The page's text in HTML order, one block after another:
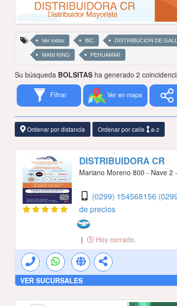
Ver todos BIC DISTRIBUCION DE
MANI KING PEHUAMAR
Su búsqueda BOLSITAS ha generado 2
Filtrar Ver en mapa
Ordenar por distancia Ordenar por calle a-z
DISTRIBUIDORA CR
Mariano Moreno 800 - Nave
(0299) 154568156
de precios
| Hoy cerrado.
VER SUCURSALES